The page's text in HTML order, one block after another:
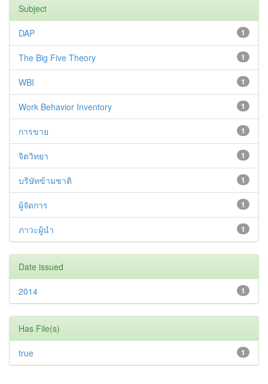
Subject
1
DAP
1
The Big Five Theory
1
WBI
1
Work Behavior Inventory
1
การขาย
1
จิตวิทยา
1
บริษัทข้ามชาติ
1
ผู้จัดการ
1
ภาวะผู้นำ
Date issued
1
2014
Has File(s)
1
true